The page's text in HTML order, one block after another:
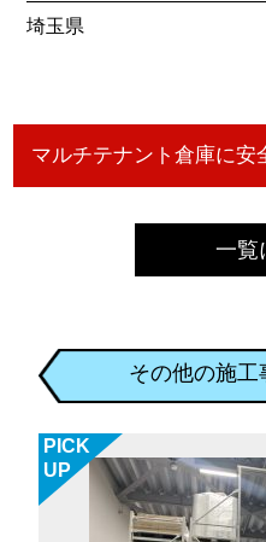
埼玉県
一覧
その他の施工
PICK
UP